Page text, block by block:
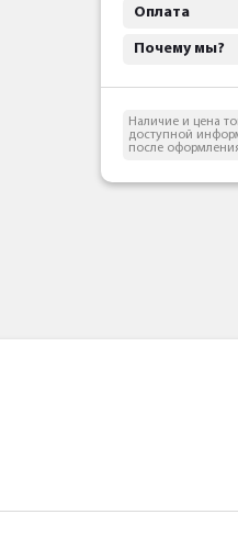
Оплата
Почему мы?
Наличие и цена
доступной
после оформления